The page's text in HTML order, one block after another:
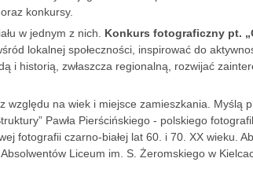
konkursy.
w jednym z nich. Konkurs fotograficzny pt.
lokalnej społeczności, inspirować do
i historią, zwłaszcza regionalną, rozwijać
względu na wiek i miejsce zamieszkania. Myślą
Pawła Pierścińskiego - polskiego
fotografii czarno-białej lat 60. i 70. XX wieku.
Liceum im. S. Żeromskiego w